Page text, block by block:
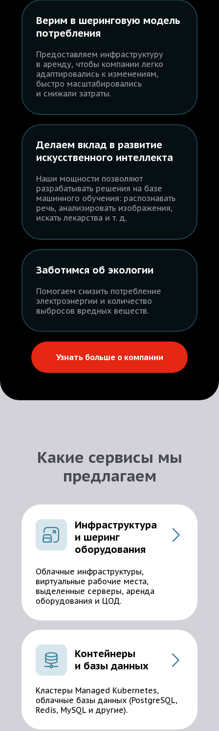
Узнать больше о компании
Верим в шеринговую модель
потребления
Предоставляем инфраструктуру
в аренду, чтобы компании легко
адаптировались к изменениям,
быстро масштабировались
и снижали затраты.
Делаем вклад в развитие
искусственного интеллекта
Наши мощности позволяют
разрабатывать решения на базе
машинного обучения: распознавать
речь, анализировать изображения,
искать лекарства и т. д.
Заботимся об экологии
Помогаем снизить потребление
электроэнергии и количество
выбросов вредных веществ.
Инфраструктура
и шеринг
оборудования
Облачные инфраструктуры,
виртуальные рабочие места,
выделенные серверы, аренда
оборудования и ЦОД.
Контейнеры
и базы данных
Кластеры Managed Kubernetes,
облачные базы данных (PostgreSQL,
Redis, MySQL и другие).
Какие сервисы мы
предлагаем